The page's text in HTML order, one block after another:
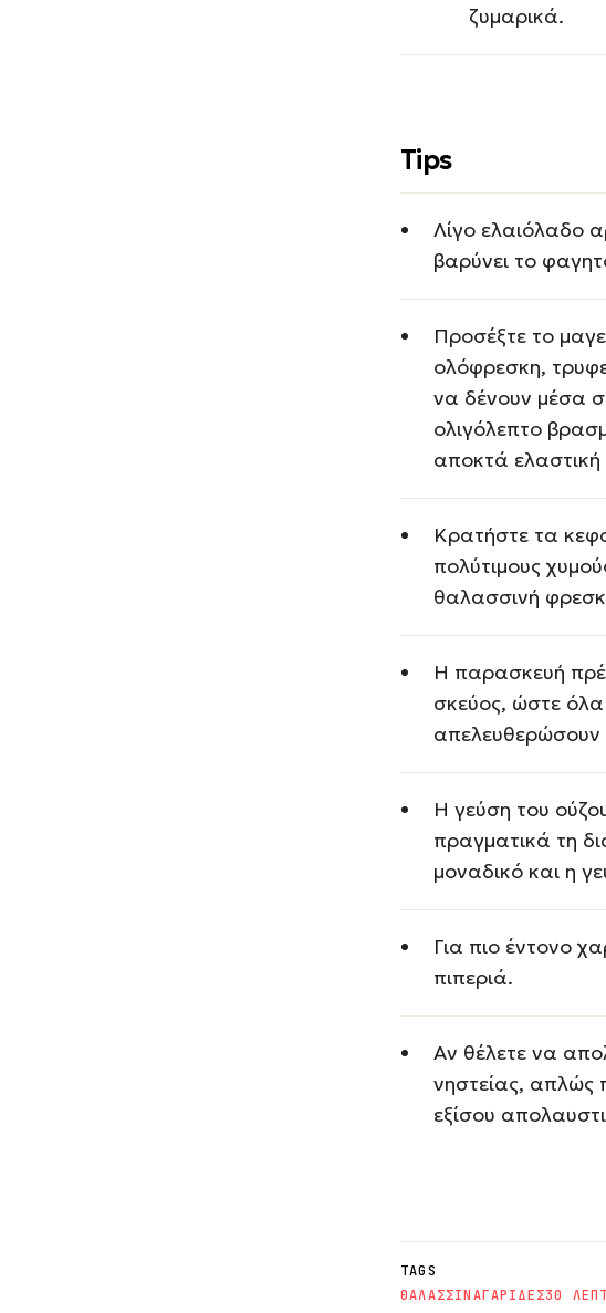
ζυμαρικά.
Tips
Λίγο ελαιόλαδο
βαρύνει το
Προσέξτε το
ολόφρεσκη,
να δένουν μέσα
ολιγόλεπτο
αποκτά
Κρατήστε τα
πολύτιμους
θαλασσινή
Η παρασκευή
σκεύος, ώστε
Η γεύση του
πραγματικά τη
μοναδικό και η
Για πιο έντονο
πιπεριά.
Αν θέλετε να
νηστείας, απλώς
εξίσου
TAGS
ΘΑΛΑΣΣΙΝΑΓΑΡΙΔΕΣ30